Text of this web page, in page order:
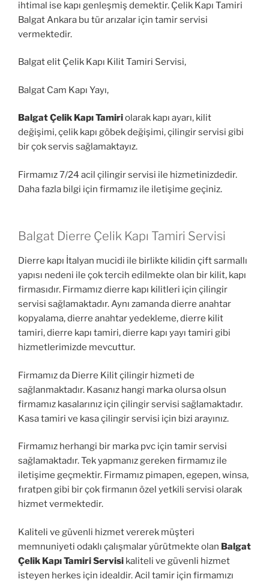
ihtimal ise kapı genleşmiş demektir. Çelik Kapı Tamiri
Balgat Ankara bu tür arızalar için tamir servisi
vermektedir.
Balgat elit Çelik Kapı Kilit Tamiri Servisi,
Balgat Cam Kapı Yayı,
Balgat Çelik Kapı Tamiriolarak kapı ayarı, kilit
değişimi, çelik kapı göbek değişimi, çilingir servisi gibi
bir çok servis sağlamaktayız.
Firmamız 7/24 acil çilingir servisi ile hizmetinizdedir.
Daha fazla bilgi için firmamız ile iletişime geçiniz.
Balgat Dierre Çelik Kapı Tamiri Servisi
Dierre kapı İtalyan mucidi ile birlikte kilidin çift sarmallı
yapısı nedeni ile çok tercih edilmekte olan bir kilit, kapı
firmasıdır. Firmamız dierre kapı kilitleri için çilingir
servisi sağlamaktadır. Aynı zamanda dierre anahtar
kopyalama, dierre anahtar yedekleme, dierre kilit
tamiri, dierre kapı tamiri, dierre kapı yayı tamiri gibi
hizmetlerimizde mevcuttur.
Firmamız da Dierre Kilit çilingir hizmeti de
sağlanmaktadır. Kasanız hangi marka olursa olsun
firmamız kasalarınız için çilingir servisi sağlamaktadır.
Kasa tamiri ve kasa çilingir servisi için bizi arayınız.
Firmamız herhangi bir marka pvc için tamir servisi
sağlamaktadır. Tek yapmanız gereken firmamız ile
iletişime geçmektir. Firmamız pimapen, egepen, winsa,
fıratpen gibi bir çok firmanın özel yetkili servisi olarak
hizmet vermektedir.
Kaliteli ve güvenli hizmet vererek müşteri
memnuniyeti odaklı çalışmalar yürütmekte olan Balgat
Çelik Kapı Tamiri Servisi kaliteli ve güvenli hizmet
isteyen herkes için idealdir. Acil tamir için firmamızı